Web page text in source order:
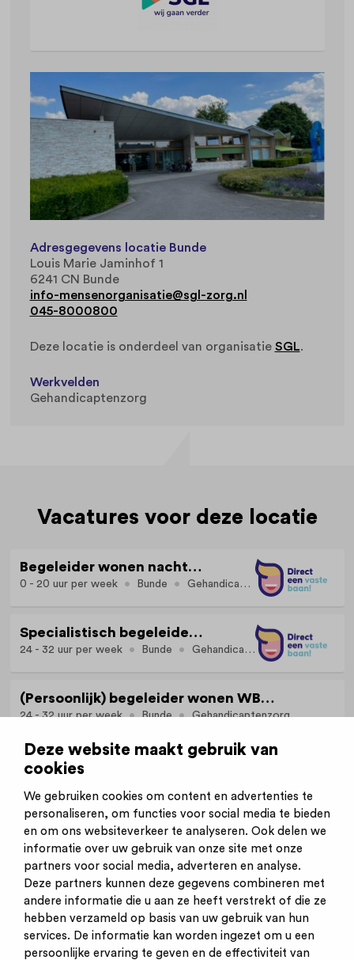
Deze website maakt gebruik van
cookies
We gebruiken cookies om content en advertenties te
personaliseren, om functies voor social media te bieden
en om ons websiteverkeer te analyseren. Ook delen we
informatie over uw gebruik van onze site met onze
partners voor social media, adverteren en analyse.
Deze partners kunnen deze gegevens combineren met
andere informatie die u aan ze heeft verstrekt of die ze
hebben verzameld op basis van uw gebruik van hun
services. De informatie kan worden ingezet om u een
persoonlijke ervaring te geven en de effectiviteit van
Adresgegevens locatie Bunde
Louis Marie Jaminhof 1
6241 CN Bunde
info-mensenorganisatie@sgl-zorg.nl
045-8000800
Deze locatie is onderdeel van organisatie SGL.
Werkvelden
Gehandicaptenzorg
Vacatures voor deze locatie
Begeleider wonen nachtdiensten in Bunde WBC Aan de Pas
0 - 20 uur per week Bunde Gehandicaptenzorg
Specialistisch begeleider wonen in Bunde WBC Aan de Pas
24 - 32 uur per week Bunde Gehandicaptenzorg
(Persoonlijk) begeleider wonen WBC Tiny houses in Bunde
24 - 32 uur per week Bunde Gehandicaptenzorg
Inschrijven nieuwsbrief
Inloggen
Contact